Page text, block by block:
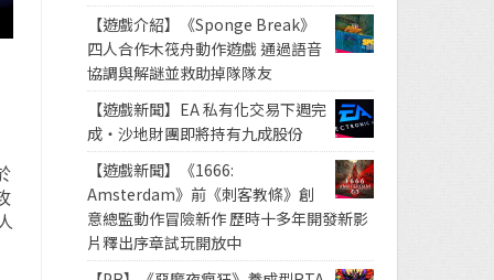
【遊戲介紹】《Sponge Break》
四人合作木筏舟動作遊戲 通過語音
協調與解謎並救助掉隊隊友
【遊戲新聞】EA 私有化交易下週完
成・沙地財團即將持有九成股份
【遊戲新聞】《1666:
Amsterdam》前《刺客教條》創
意總監動作冒險新作 歷時十多年開發新影
片釋出序章試玩開放中